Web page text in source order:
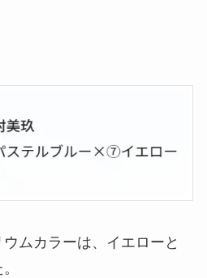
ムカラーは、イエローと